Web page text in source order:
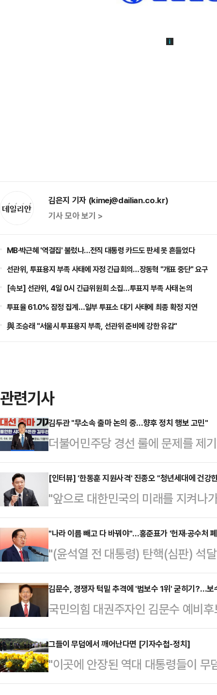
김은지 기자 (kimej@dailian.co.kr)
기사 모아 보기 >
MB·박근혜 '역결집' 불렀나…전직 대통령 카드도 판세 못 흔들었다
선관위, 투표용지 부족 사태에 자정 긴급회의…장동혁 "개표 중단" 요구
[속보] 선관위, 4일 0시 긴급위원회 소집…투표지 부족 사태 논의
투표율 61.0% 잠정 집계…일부 투표소 대기 사태에 최종 확정 지연
與 조승래 "서울시 투표용지 부족, 선관위 준비에 강한 유감"
관련기사
김두관 "무소속 출마 논의 중…향후 정치 행보 고민"
더불어민주당 경선 룰에 문제를 제
의원 측이 "민주당 경선 거부 후 모
민하고 있다"고 밝혔다.16일 오전
에게 보낸 메시지에서 "곧 참모들
을까 싶다"며 이같이 말했다.백 대
모든 경우의 수를 펼쳐놓고 자유롭
를 통해 주말쯤에는 결론이 나지 않
'제3지대 빅…
[인터뷰] '한동훈 지원사격' 진종오 "청년세대에 건강
"앞으로 대한민국의 미래를 지켜나
길잡이가 되고 싶습니다. 청년들에
국가대표로 한때 세계를 제패했던
통령선거를 무대로 한동훈 국민의
다. 한 예비후보의 대권가도 발판을
는 진 의원은 체육계 인사들의 목소
위한 조직을 이끌 중책을 맡았다.
청년 조직을 책임지게 된…
"나라 이름 빼고 다 바꿔야"…홍준표가 '헌재·공수처
"(윤석열 전 대통령) 탄핵(심판) 석
했다".제21대 대통령 선거에 출마
홍준표 국민의힘 예비후보가 15일
중은 웃음으로 가득찼고, 홍 후보
에 대한 자신감 만큼은 진짜였다.
"만에 하나 있을지 모르는 탄핵 대
난주까지 준비를 마쳤다. 충분히 검
예…
김문수, 경쟁자 턱밑 추격에 '범보수 1위' 굳히기?…보
국민의힘 대권주자인 김문수 예비
를 이어가고 있다. 박정희 전 대통
화를 주장하는 등 보수적인 가치관
약속하며 청년 비중이 큰 중도층 마
지지율 1위를 유지했던 김 예비후
그들이 무덤에서 깨어난다면 [기자수첩-정치]
"이곳에 안장된 역대 대통령들이
금 시대'의 정치인들에게 무슨 말씀